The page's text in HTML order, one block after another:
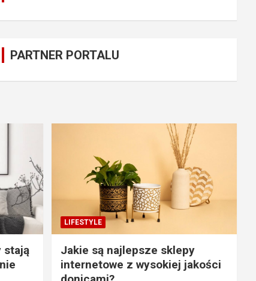
PARTNER PORTALU
stają
LIFESTYLE
Jakie są najlepsze sklepy
internetowe z wysokiej jakości